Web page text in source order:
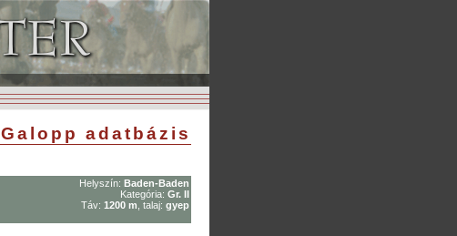
Galopp adatbázis
Helyszín: Baden-Baden
Kategória: Gr. II
Táv: 1200 m , talaj: gyep